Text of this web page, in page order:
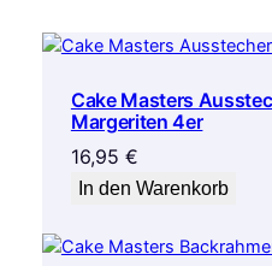
S
g
Cake Masters
Margeriten 4er
16,95 €
In den Warenkorb